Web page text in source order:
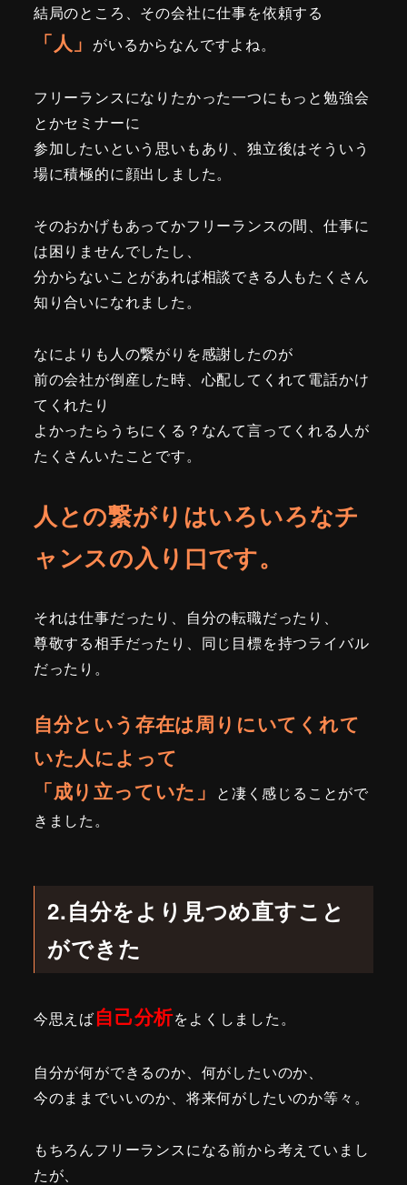
結局のところ、その会社に仕事を依頼する
「人」 がいるからなんですよね。
フリーランスになりたかった一つにもっと勉強会
とかセミナーに
参加したいという思いもあり、独立後はそういう
場に積極的に顔出しました。
そのおかげもあってかフリーランスの間、仕事に
は困りませんでしたし、
分からないことがあれば相談できる人もたくさん
知り合いになれました。
なによりも人の繋がりを感謝したのが
前の会社が倒産した時、心配してくれて電話かけ
てくれたり
よかったらうちにくる？なんて言ってくれる人が
たくさんいたことです。
人との繋がりはいろいろなチ
ャンスの入り口です。
それは仕事だったり、自分の転職だったり、
尊敬する相手だったり、同じ目標を持つライバル
だったり。
自分という存在は周りにいてくれて
いた人によって
「成り立っていた」
と凄く感じることがで
きました。
2.自分をより見つめ直すこと
ができた
今思えば自己分析をよくしました。
自分が何ができるのか、何がしたいのか、
今のままでいいのか、将来何がしたいのか等々。
もちろんフリーランスになる前から考えていまし
たが、